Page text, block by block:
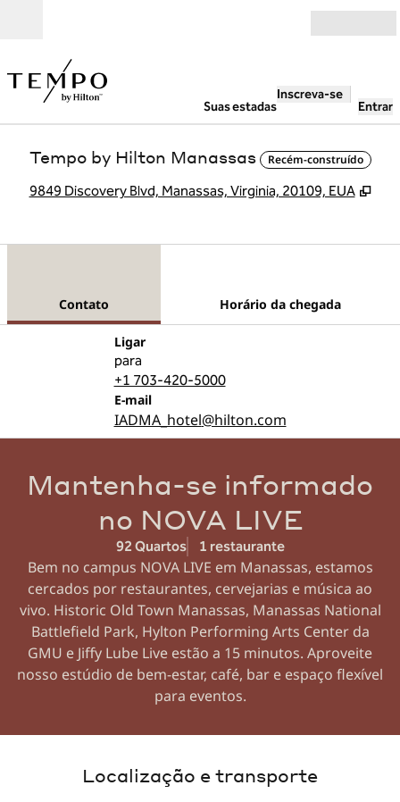
Suas estadas
Inscreva-se
Entrar
Tempo by Hilton Manassas Recém-construído
9849 Discovery Blvd, Manassas, Virginia, 20109, EUA ,
Contato Horário da chegada
Ligar
Ligue
para
+1 703-420-5000
E-mail
Email
IADMA_hotel@hilton.com
Mantenha-se informado
no NOVA LIVE
92 Quartos 1 restaurante
Bem no campus NOVA LIVE em Manassas, estamos
cercados por restaurantes, cervejarias e música ao
vivo. Historic Old Town Manassas, Manassas National
Battlefield Park, Hylton Performing Arts Center da
GMU e Jiffy Lube Live estão a 15 minutos. Aproveite
nosso estúdio de bem-estar, café, bar e espaço flexível
para eventos.
Localização e transporte